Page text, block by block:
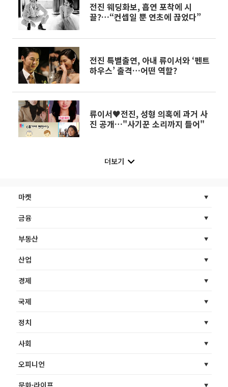
전진 웨딩화보, 흡연 포착에 시
끌?…“컨셉일 뿐 연초에 끊었다”
전진 특별출연, 아내 류이서와 ‘펜트
하우스’ 출격…어떤 역할?
류이서♥전진, 성형 의혹에 과거 사
진 공개…"사기꾼 소리까지 들어"
더보기
마켓
금융
부동산
산업
경제
국제
정치
사회
오피니언
문화·라이프